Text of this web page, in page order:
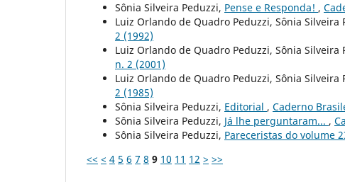
Sônia Silveira Peduzzi, Pense e Responda! ,
Luiz Orlando de Quadro Peduzzi, Sônia Silveira
2 (1992)
Luiz Orlando de Quadro Peduzzi, Sônia Silveira
n. 2 (2001)
Luiz Orlando de Quadro Peduzzi, Sônia Silveira
2 (1985)
Sônia Silveira Peduzzi, Editorial , Caderno
Sônia Silveira Peduzzi, Já lhe perguntaram... ,
Sônia Silveira Peduzzi, Pareceristas do volume
<< < 4 5 6 7 8 9 10 11 12 > >>